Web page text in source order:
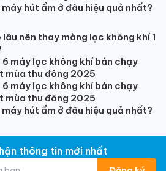
hoạt
Panasonic S-
của máy và đường đi ống lắp
toàn trong trần, vị trí cửa gió
và thiết kế nội thất căn phòng
hưởng cảm giác mát lạnh thoải
hút ẩm ở đâu hiệu quả nhất?
lâu nên thay màng lọc không khí 1
6 máy lọc không khí bán chạy
mùa thu đông 2025
6 máy lọc không khí bán chạy
mùa thu đông 2025
hút ẩm ở đâu hiệu quả nhất?
thông tin mới nhất